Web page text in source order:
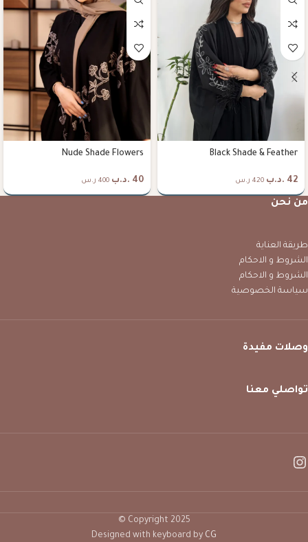
Black Shade & Feather
42 .د.ب 420 ر.س
Nude Shade Flowers
40 .د.ب 400 ر.س
من نحن
طريقة العناية
الشروط و الاحكام
الشروط و الاحكام
سياسة الخصوصية
وصلات مفيدة
تواصلي معنا
Copyright 2025 ©
Designed with keyboard by CG